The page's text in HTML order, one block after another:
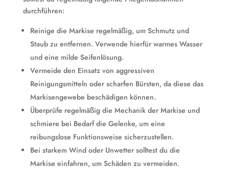
durchführen:
Reinige die Markise regelmäßig, um Schmutz und
Staub zu entfernen. Verwende hierfür warmes Wasser
und eine milde Seifenlösung.
Vermeide den Einsatz von aggressiven
Reinigungsmitteln oder scharfen Bürsten, da diese das
Markisengewebe beschädigen können.
Überprüfe regelmäßig die Mechanik der Markise und
schmiere bei Bedarf die Gelenke, um eine
reibungslose Funktionsweise sicherzustellen.
Bei starkem Wind oder Unwetter solltest du die
Markise einfahren, um Schäden zu vermeiden.